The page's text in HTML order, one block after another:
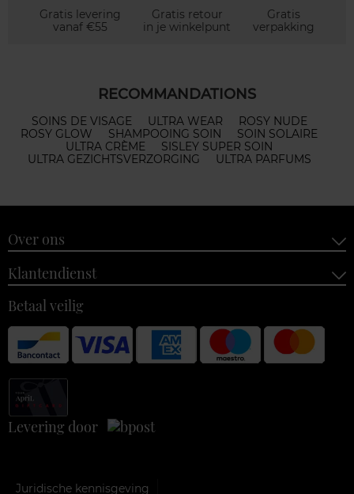
Gratis levering
vanaf €55
Gratis retour
in je winkelpunt
Gratis
verpakking
RECOMMANDATIONS
SOINS DE VISAGE ULTRA WEAR
ROSY NUDE
ROSY GLOW
SHAMPOOING SOIN
SOIN SOLAIRE
ULTRA CRÈME
SISLEY SUPER SOIN
ULTRA GEZICHTSVERZORGING
ULTRA PARFUMS
Over ons
Klantendienst
Betaal veilig
Levering door
Juridische kennisgeving